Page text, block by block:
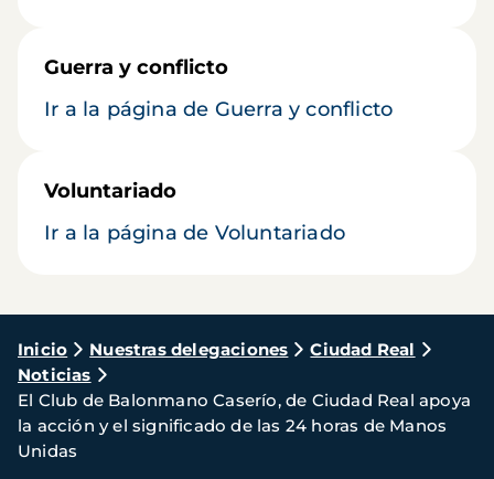
Guerra y conflicto
Ir a la página de Guerra y conflicto
Voluntariado
Ir a la página de Voluntariado
Ruta
de
navegación
Inicio Nuestras delegaciones
Ciudad Real
Noticias
El Club de Balonmano Caserío, de Ciudad Real apoya
la acción y el significado de las 24 horas de Manos
Unidas